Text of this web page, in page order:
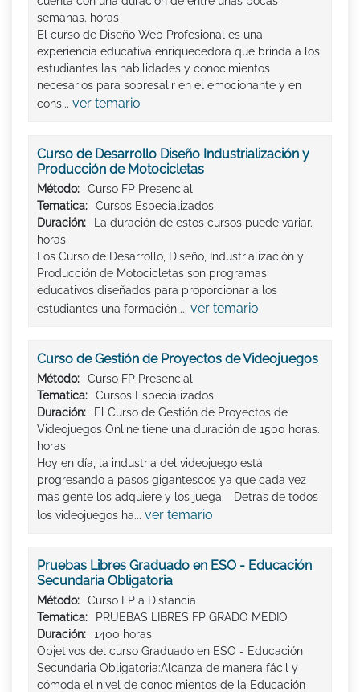
semanas. horas
El curso de Diseño Web Profesional es una
experiencia educativa enriquecedora que brinda a los
estudiantes las habilidades y conocimientos
necesarios para sobresalir en el emocionante y en
cons... ver temario
Curso de Desarrollo Diseño Industrialización y
Producción de Motocicletas
Método:
Curso FP Presencial
Tematica:
Cursos Especializados
Duración:
La duración de estos cursos puede variar.
horas
Los Curso de Desarrollo, Diseño, Industrialización y
Producción de Motocicletas son programas
educativos diseñados para proporcionar a los
estudiantes una formación ... ver temario
Curso de Gestión de Proyectos de Videojuegos
Método:
Curso FP Presencial
Tematica:
Cursos Especializados
Duración:
El Curso de Gestión de Proyectos de
Videojuegos Online tiene una duración de 1500 horas.
horas
Hoy en día, la industria del videojuego está
progresando a pasos gigantescos ya que cada vez
más gente los adquiere y los juega. Detrás de todos
los videojuegos ha... ver temario
Pruebas Libres Graduado en ESO - Educación
Secundaria Obligatoria
Método:
Curso FP a Distancia
Tematica:
PRUEBAS LIBRES FP GRADO MEDIO
Duración:
1400 horas
Objetivos del curso Graduado en ESO - Educación
Secundaria Obligatoria:Alcanza de manera fácil y
cómoda el nivel de conocimientos de la Educación